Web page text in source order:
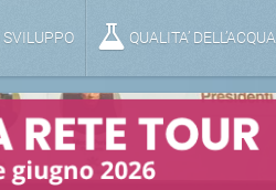
SVILUPPO QUALITA’ DELL’ACQUA